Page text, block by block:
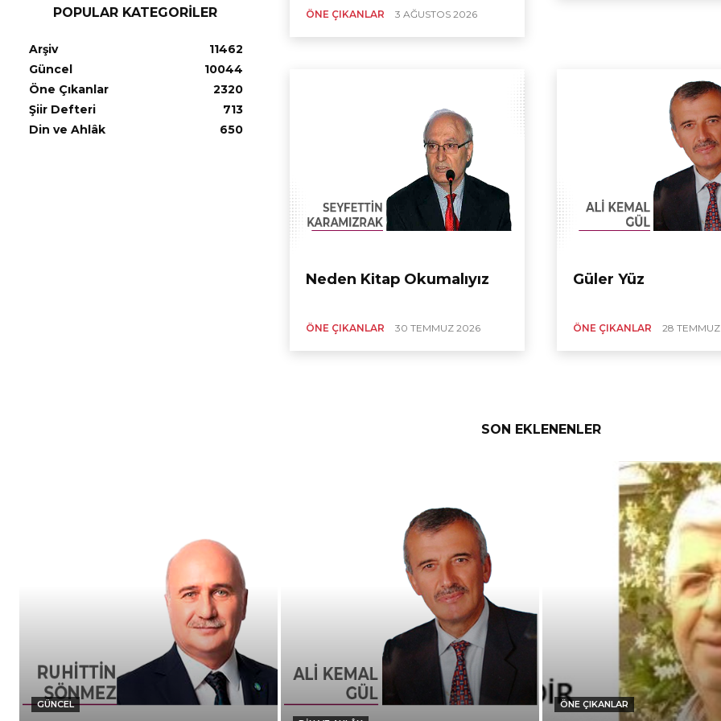
POPULAR KATEGORILER
Arşiv
11462
Güncel
10044
Öne Çıkanlar
2320
Şiir Defteri
713
Din ve Ahlâk
650
ÖNE ÇIKANLAR 3 AĞUSTOS 2026
Neden Kitap Okumalıyız
ÖNE ÇIKANLAR 30 TEMMUZ 2026
Güler Yüz
ÖNE ÇIKANLAR 28
SON EKLENENLER
GÜNCEL ÖNE ÇIKANLAR